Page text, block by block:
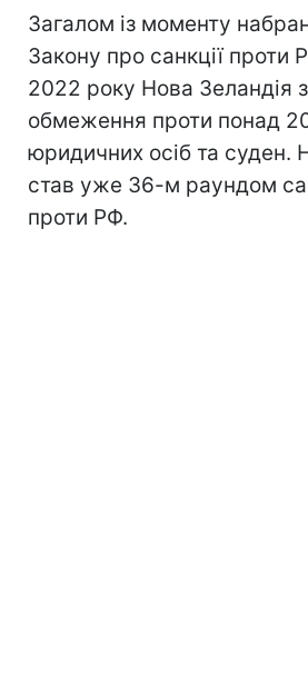
Загалом із моменту
Закону про санкції проти
2022 року Нова Зеландія
обмеження проти понад
юридичних осіб та суден.
став уже 36-м раундом
проти РФ.